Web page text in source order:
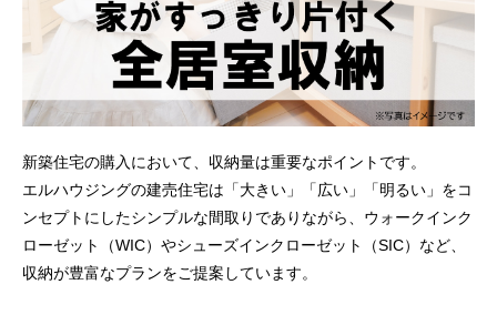
新築住宅の購入において、収納量は重要なポイントです。
エルハウジングの建売住宅は「大きい」「広い」「明るい」をコ
ンセプトにしたシンプルな間取りでありながら、ウォークインク
ローゼット（WIC）やシューズインクローゼット（SIC）など、
収納が豊富なプランをご提案しています。